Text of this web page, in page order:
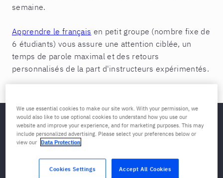
semaine.
Apprendre le français en petit groupe (nombre fixe de
6 étudiants) vous assure une attention ciblée, un
temps de parole maximal et des retours
personnalisés de la part d'instructeurs expérimentés.
Pourquoi la formation de groupe
structurée est efficace
We use essential cookies to make our site work. With your permission, we
would also like to use optional cookies to understand how you use our
website and improve your experience, and for marketing purposes. This may
include personalized advertising. Please select your preferences below or
view our Data Protection
Cookies Settings Accept All Cookies